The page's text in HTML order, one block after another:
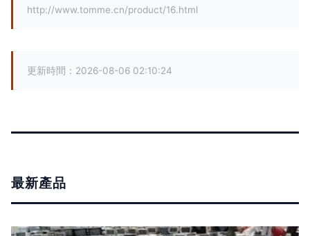
http://www.tomme.cn/product/16.html
更新時間：2026-08-06 02:10:24
最新產品